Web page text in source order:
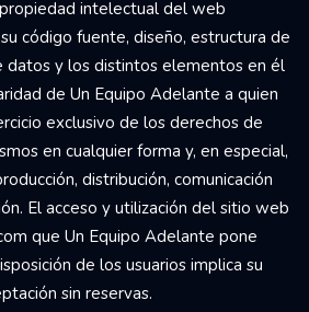
intelectual del web
código fuente, diseño, estructura de
datos y los distintos elementos en él
de Un Equipo Adelante a quien
exclusivo de los derechos de
en cualquier forma y, en especial,
distribución, comunicación
El acceso y utilización del sitio web
que Un Equipo Adelante pone
de los usuarios implica su
sin reservas.